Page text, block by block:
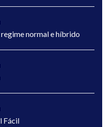
normal e híbrido
Fácil